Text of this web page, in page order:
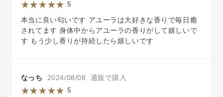
5
本当に良い匂いです アユーラは大好きな香りで毎日癒
されてます 身体中からアユーラの香りがして嬉しいで
す もう少し香りが持続したら嬉しいです
なっち 2024/08/08 通販で購入
5